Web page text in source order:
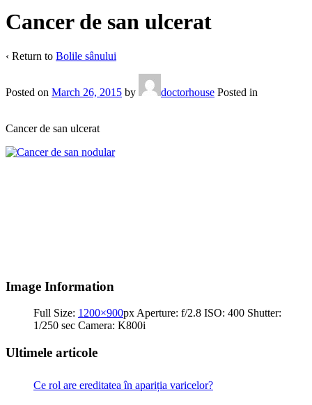
Cancer de san ulcerat
‹ Return to Bolile sânului
Posted on March 26, 2015 by doctorhouse Posted in
Cancer de san ulcerat
Image Information
Full Size: 1200×900px Aperture: f/2.8 ISO: 400 Shutter:
1/250 sec Camera: K800i
Ultimele articole
Ce rol are ereditatea în apariția varicelor?